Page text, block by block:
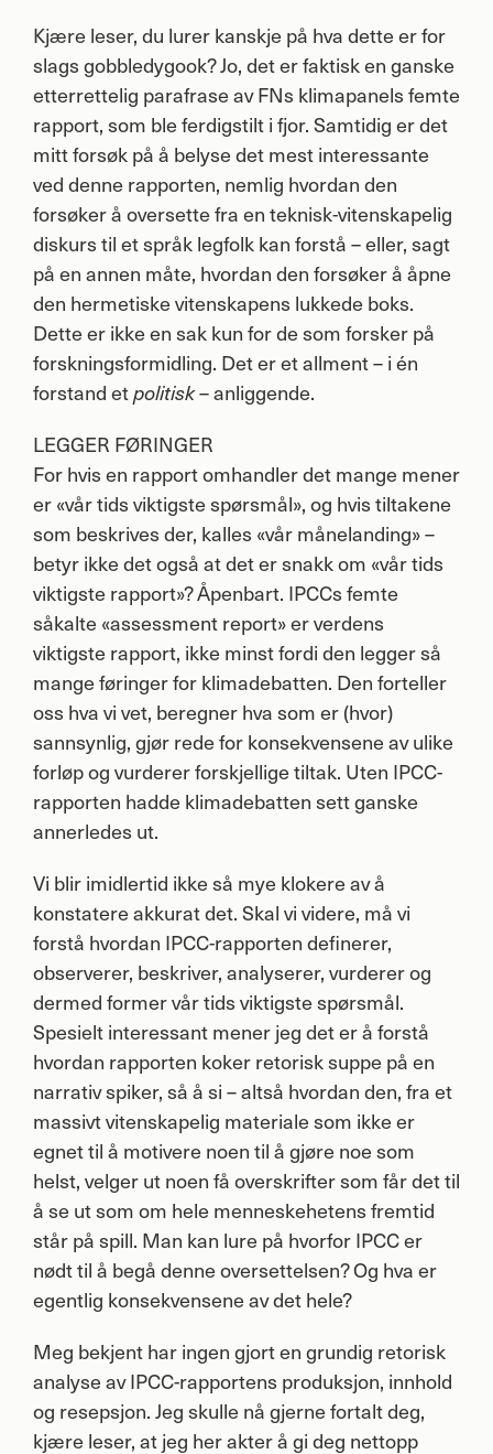
Kjære leser, du lurer kanskje på hva dette er for
slags gobbledygook? Jo, det er faktisk en ganske
etterrettelig parafrase av FNs klimapanels femte
rapport, som ble ferdigstilt i fjor. Samtidig er det
mitt forsøk på å belyse det mest interessante
ved denne rapporten, nemlig hvordan den
forsøker å oversette fra en teknisk-vitenskapelig
diskurs til et språk legfolk kan forstå – eller, sagt
på en annen måte, hvordan den forsøker å åpne
den hermetiske vitenskapens lukkede boks.
Dette er ikke en sak kun for de som forsker på
forskningsformidling. Det er et allment – i én
forstand etpolitisk– anliggende.
LEGGER FØRINGER
For hvis en rapport omhandler det mange mener
er «vår tids viktigste spørsmål», og hvis tiltakene
som beskrives der, kalles «vår månelanding» –
betyr ikke det også at det er snakk om «vår tids
viktigste rapport»? Åpenbart. IPCCs femte
såkalte «assessment report» er verdens
viktigste rapport, ikke minst fordi den legger så
mange føringer for klimadebatten. Den forteller
oss hva vi vet, beregner hva som er (hvor)
sannsynlig, gjør rede for konsekvensene av ulike
forløp og vurderer forskjellige tiltak. Uten IPCC-
rapporten hadde klimadebatten sett ganske
annerledes ut.
Vi blir imidlertid ikke så mye klokere av å
konstatere akkurat det. Skal vi videre, må vi
forstå hvordan IPCC-rapporten definerer,
observerer, beskriver, analyserer, vurderer og
dermed former vår tids viktigste spørsmål.
Spesielt interessant mener jeg det er å forstå
hvordan rapporten koker retorisk suppe på en
narrativ spiker, så å si – altså hvordan den, fra et
massivt vitenskapelig materiale som ikke er
egnet til å motivere noen til å gjøre noe som
helst, velger ut noen få overskrifter som får det til
å se ut som om hele menneskehetens fremtid
står på spill. Man kan lure på hvorforIPCCer
nødt til å begå denne oversettelsen? Og hva er
egentlig konsekvensene av det hele?
Meg bekjent har ingen gjort en grundig retorisk
analyse avIPCC-rapportens produksjon, innhold
og resepsjon. Jeg skulle nå gjerne fortalt deg,
kjære leser, at jeg her akter å gi deg nettopp